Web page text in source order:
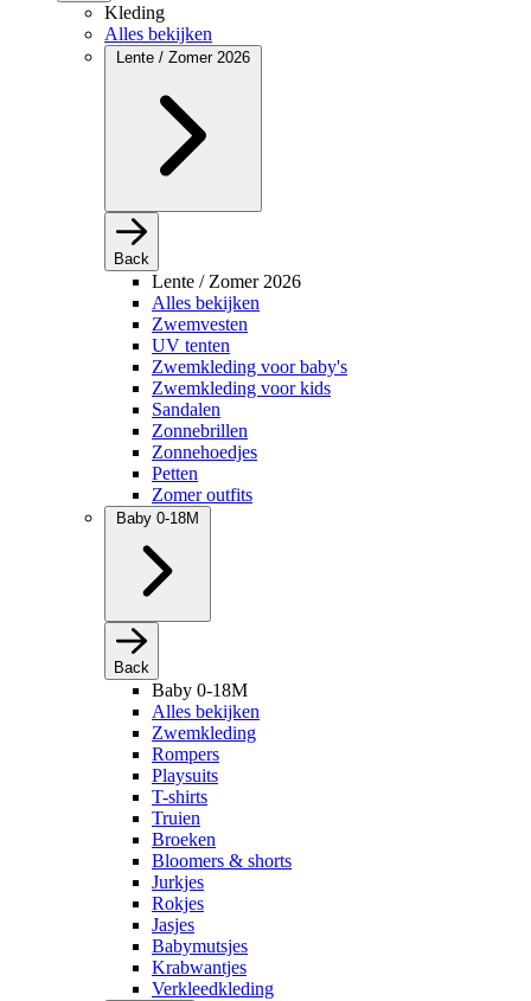
Kleding
Alles bekijken
Lente / Zomer 2026
Back
Lente / Zomer 2026
Alles bekijken
Zwemvesten
UV tenten
Zwemkleding voor baby's
Zwemkleding voor kids
Sandalen
Zonnebrillen
Zonnehoedjes
Petten
Zomer outfits
Baby 0-18M
Back
Baby 0-18M
Alles bekijken
Zwemkleding
Rompers
Playsuits
T-shirts
Truien
Broeken
Bloomers & shorts
Jurkjes
Rokjes
Jasjes
Babymutsjes
Krabwantjes
Verkleedkleding